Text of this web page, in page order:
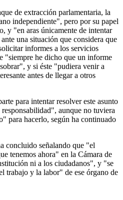
de extracción parlamentaria, la
independiente", pero por su papel
y "en aras únicamente de intentar
una situación que considera que
informes a los servicios
"siempre he dicho que un informe
y si éste "pudiera venir a
antes de llegar a otros
para intentar resolver este asunto
aunque no tuviera
para hacerlo, según ha continuado
concluido señalando que "el
tenemos ahora" en la Cámara de
ni a los ciudadanos", y "se
trabajo y la labor" de ese órgano de